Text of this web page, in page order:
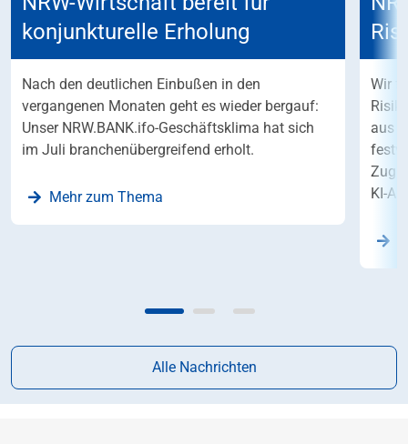
konjunkturelle Erholung
Nach den deutlichen Einbußen in den
vergangenen Monaten geht es wieder bergauf:
Unser NRW.BANK.ifo-Geschäftsklima hat sich
im Juli branchenübergreifend erholt.
Mehr zum Thema
Wir
aus
KI-
Alle Nachrichten